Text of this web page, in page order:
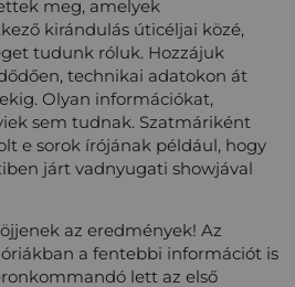
meg, amelyek
kirándulás úticéljai közé,
tudunk róluk. Hozzájuk
technikai adatokon át
Olyan információkat,
sem tudnak. Szatmáriként
e sorok írójának például, hogy
járt vadnyugati showjával
az eredmények! Az
a fentebbi információt is
lett az első